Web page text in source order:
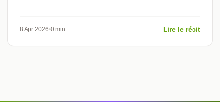
8 Apr 2026 0 min Lire le récit